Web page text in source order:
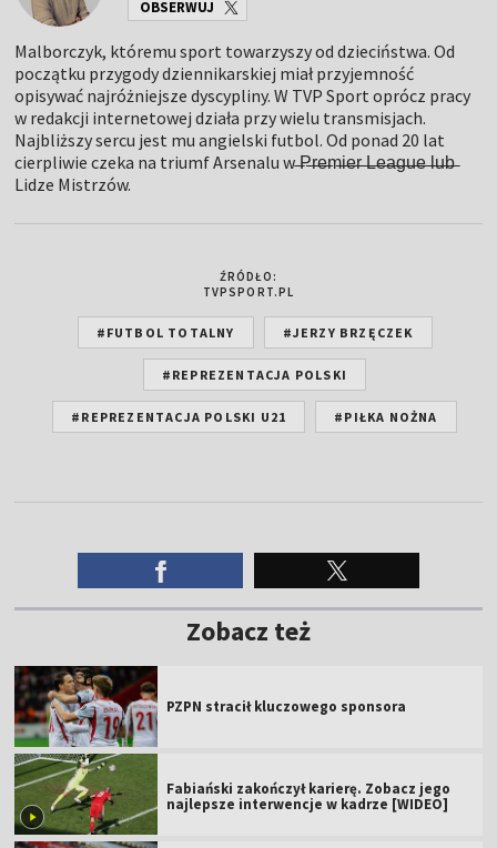
OBSERWUJ
Malborczyk, któremu sport towarzyszy od dzieciństwa. Od
początku przygody dziennikarskiej miał przyjemność
opisywać najróżniejsze dyscypliny. W TVP Sport oprócz pracy
w redakcji internetowej działa przy wielu transmisjach.
Najbliższy sercu jest mu angielski futbol. Od ponad 20 lat
cierpliwie czeka na triumf Arsenalu w ̶P̶̶̶r̶̶̶e̶̶̶m̶̶̶i̶̶̶e̶̶̶r̶̶̶ ̶̶̶L̶̶̶e̶̶̶a̶̶̶g̶̶̶u̶̶̶e̶̶̶ ̶l̶u̶b̶
Lidze Mistrzów.
ŹRÓDŁO:
TVPSPORT.PL
#FUTBOL TOTALNY #JERZY BRZĘCZEK
#REPREZENTACJA POLSKI
#REPREZENTACJA POLSKI U21 #PIŁKA NOŻNA
Zobacz też
PZPN stracił kluczowego sponsora
Fabiański zakończył karierę. Zobacz jego
najlepsze interwencje w kadrze [WIDEO]